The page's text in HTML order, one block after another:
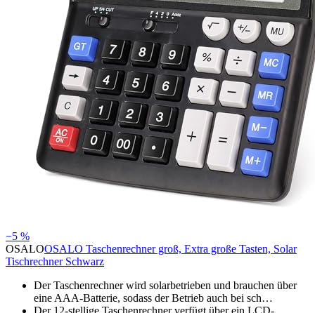
−5 %
OSALOOSALO Taschenrechner groß, Extra große Tasten, Solar
Tischrechner Schwarz
Der Taschenrechner wird solarbetrieben und brauchen über
eine AAA-Batterie, sodass der Betrieb auch bei sch…